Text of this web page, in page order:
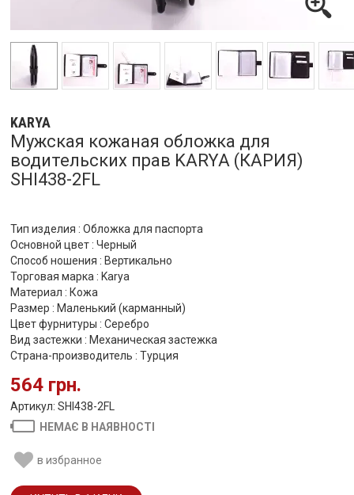
KARYA
Мужская кожаная обложка для
водительских прав KARYA (КАРИЯ)
SHI438-2FL
Тип изделия : Обложка для паспорта
Основной цвет : Черный
Способ ношения : Вертикально
Торговая марка : Karya
Материал : Кожа
Размер : Маленький (карманный)
Цвет фурнитуры : Серебро
Вид застежки : Механическая застежка
Страна-производитель : Турция
564 грн.
Артикул: SHI438-2FL
НЕМАЄ В НАЯВНОСТІ
в избранное